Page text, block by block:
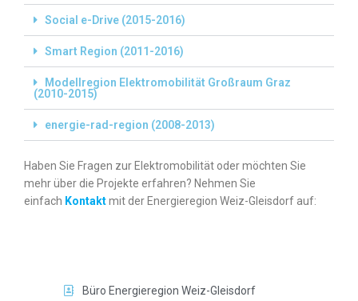
Social e-Drive (2015-2016)
Smart Region (2011-2016)
Modellregion Elektromobilität Großraum Graz
(2010-2015)
energie-rad-region (2008-2013)
Haben Sie Fragen zur Elektromobilität oder möchten Sie
mehr über die Projekte erfahren? Nehmen Sie
einfach Kontaktmit der Energieregion Weiz-Gleisdorf auf:
Büro Energieregion Weiz-Gleisdorf